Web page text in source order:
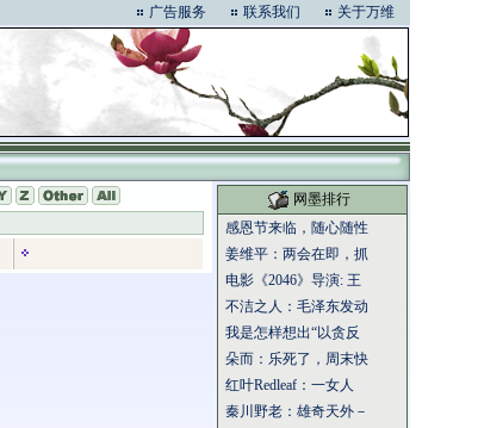
广告服务 联系我们 关于万维
网墨排行
感恩节来临，随心随性
姜维平：两会在即，抓
电影《2046》导演: 王
不洁之人：毛泽东发动
我是怎样想出“以贪反
朵而：乐死了，周末快
红叶Redleaf：一女人
秦川野老：雄奇天外－